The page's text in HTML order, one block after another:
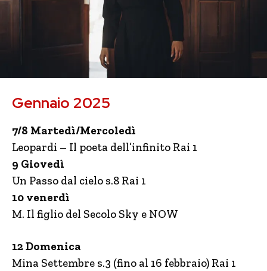
Gennaio 2025
7/8 Martedì/Mercoledì
Leopardi – Il poeta dell’infinito Rai 1
9 Giovedì
Un Passo dal cielo s.8 Rai 1
10 venerdì
M. Il figlio del Secolo Sky e NOW
12 Domenica
Mina Settembre s.3 (fino al 16 febbraio) Rai 1